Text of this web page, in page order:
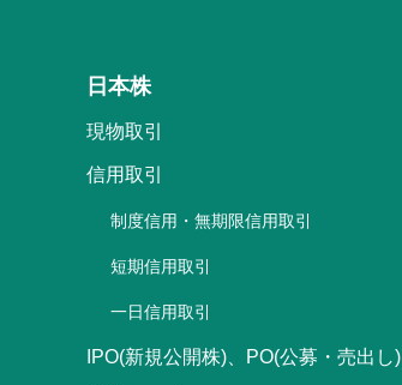
日本株
現物取引
信用取引
制度信用・無期限信用取引
短期信用取引
一日信用取引
IPO(新規公開株)、PO(公募・売出し)